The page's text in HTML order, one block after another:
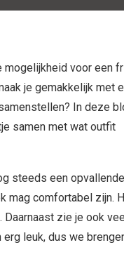
mogelijkheid voor een
je gemakkelijk met
In deze
samen met wat outfit
steeds een opvallende
mag comfortabel zijn.
zie je ook
leuk, dus we